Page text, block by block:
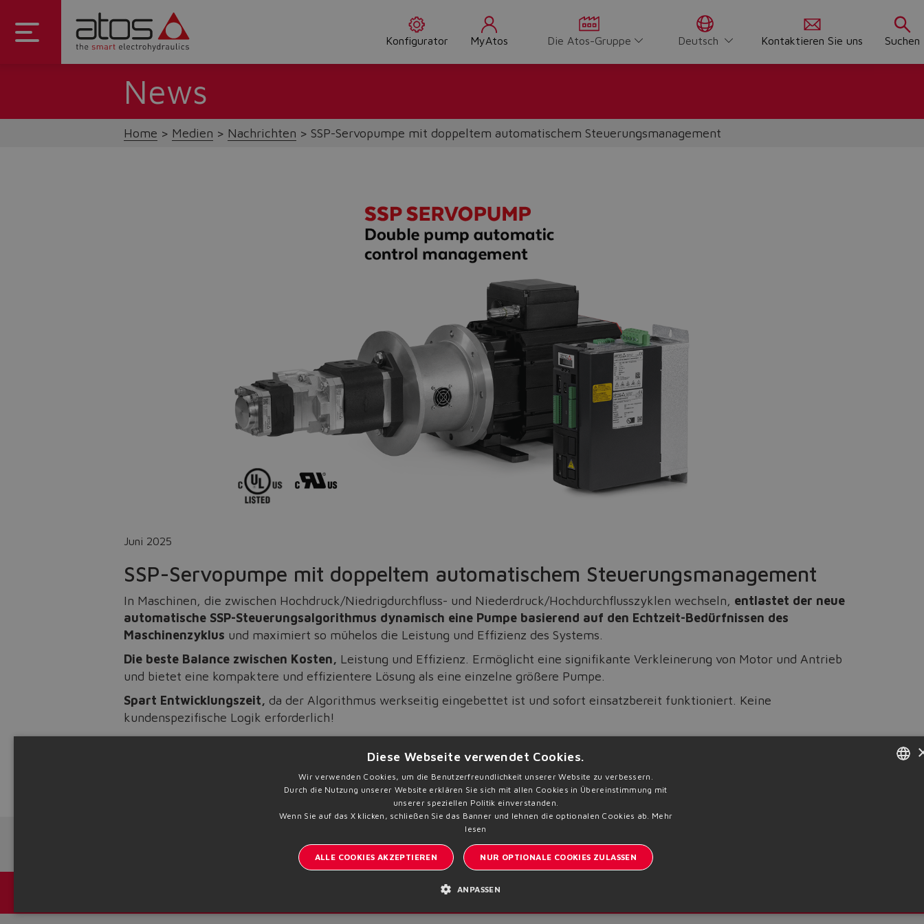
Konfigurator MyAtos Die Atos-Gruppe Deutsch Kontaktieren Sie uns Suchen
Do you want to leave the configurator?
The running selection will be lost.
News
Home Medien Nachrichten SSP-Servopumpe mit doppeltem automatischem Steuerungsmanagement
Juni 2025
SSP-Servopumpe mit doppeltem automatischem Steuerungsmanagement
In Maschinen, die zwischen Hochdruck/Niedrigdurchfluss- und Niederdruck/Hochdurchflusszyklen wechseln, entlastet der neue
automatische SSP-Steuerungsalgorithmus dynamisch eine Pumpe basierend auf den Echtzeit-Bedürfnissen des
Maschinenzyklus und maximiert so mühelos die Leistung und Effizienz des Systems.
Die beste Balance zwischen Kosten, Leistung und Effizienz. Ermöglicht eine signifikante Verkleinerung von Motor und Antrieb
und bietet eine kompaktere und effizientere Lösung als eine einzelne größere Pumpe.
Spart Entwicklungszeit, da der Algorithmus werkseitig eingebettet ist und sofort einsatzbereit funktioniert. Keine
kundenspezifische Logik erforderlich!
Entdecken Sie unsereSSP-Servopumpen.
Bleiben Sie informiert über Atos
CHINESE
Diese Webseite verwendet Cookies.
Wir verwenden Cookies, um die Benutzerfreundlichkeit unserer Website zu verbessern.
Durch die Nutzung unserer Website erklären Sie sich mit allen Cookies in Übereinstimmung mit
unserer speziellen Politik einverstanden.
Wenn Sie auf das X klicken, schließen Sie das Banner und lehnen die optionalen Cookies ab. Mehr
lesen
ALLE COOKIES AKZEPTIEREN NUR OPTIONALE COOKIES ZULASSEN
ANPASSEN